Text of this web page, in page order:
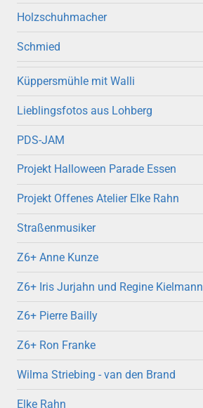
Holzschuhmacher
Schmied
Küppersmühle mit Walli
Lieblingsfotos aus Lohberg
PDS-JAM
Projekt Halloween Parade Essen
Projekt Offenes Atelier Elke Rahn
Straßenmusiker
Z6+ Anne Kunze
Z6+ Iris Jurjahn und Regine Kielmann
Z6+ Pierre Bailly
Z6+ Ron Franke
Wilma Striebing - van den Brand
Elke Rahn